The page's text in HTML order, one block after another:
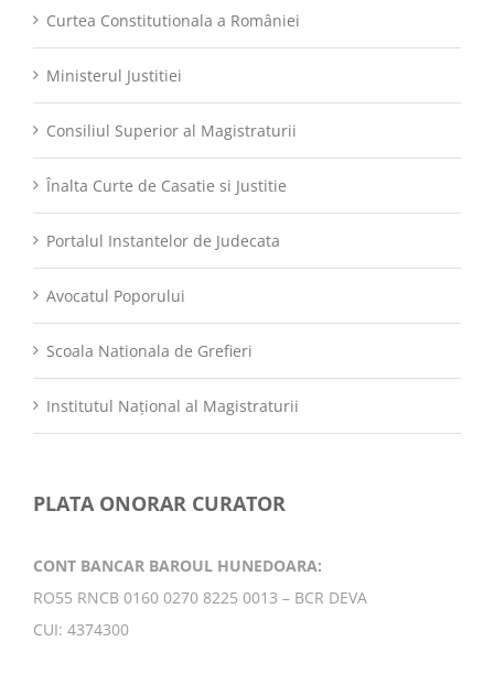
Curtea Constitutionala a României
Ministerul Justitiei
Consiliul Superior al Magistraturii
Înalta Curte de Casatie si Justitie
Portalul Instantelor de Judecata
Avocatul Poporului
Scoala Nationala de Grefieri
Institutul Național al Magistraturii
PLATA ONORAR CURATOR
CONT BANCAR BAROUL HUNEDOARA:
RO55 RNCB 0160 0270 8225 0013 – BCR DEVA
CUI: 4374300